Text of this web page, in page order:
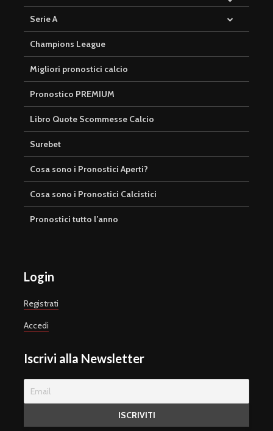
Serie A
Champions League
Migliori pronostici calcio
Pronostico PREMIUM
Libro Quote Scommesse Calcio
Surebet
Cosa sono i Pronostici Aperti?
Cosa sono i Pronostici Calcistici
Pronostici tutto l’anno
Login
Registrati
Accedi
Iscrivi alla Newsletter